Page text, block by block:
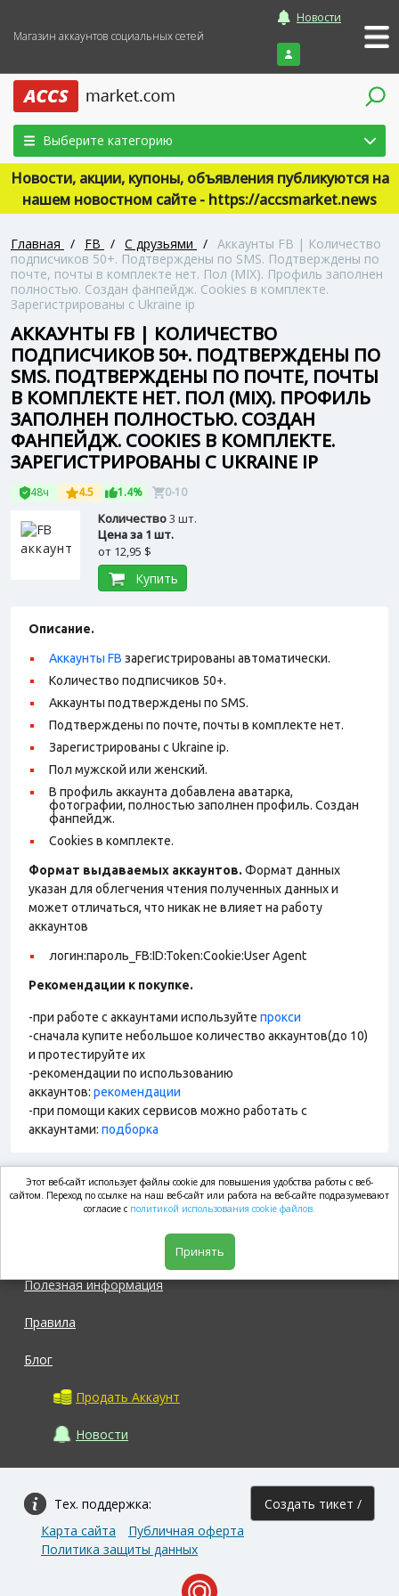
Магазин аккаунтов социальных сетей
Новости
Войти
Выберите категорию
Новости, акции, купоны, объявления публикуются на
нашем новостном сайте - https://accsmarket.news
Главная / FB / С друзьями / Аккаунты FB | Количество
подписчиков 50+. Подтверждены по SMS. Подтверждены по
почте, почты в комплекте нет. Пол (MIX). Профиль заполнен
полностью. Создан фанпейдж. Cookies в комплекте.
Зарегистрированы с Ukraine ip
АККАУНТЫ FB | КОЛИЧЕСТВО
ПОДПИСЧИКОВ 50+. ПОДТВЕРЖДЕНЫ ПО
SMS. ПОДТВЕРЖДЕНЫ ПО ПОЧТЕ, ПОЧТЫ
В КОМПЛЕКТЕ НЕТ. ПОЛ (MIX). ПРОФИЛЬ
ЗАПОЛНЕН ПОЛНОСТЬЮ. СОЗДАН
ФАНПЕЙДЖ. COOKIES В КОМПЛЕКТЕ.
ЗАРЕГИСТРИРОВАНЫ С UKRAINE IP
48ч 4.5 1.4% 0-10
Количество3 шт.
Цена за 1 шт.
от 12,95 $
Купить
Описание.
Аккаунты FB зарегистрированы автоматически.
Количество подписчиков 50+.
Аккаунты подтверждены по SMS.
Подтверждены по почте, почты в комплекте нет.
Зарегистрированы с Ukraine ip.
Пол мужской или женский.
В профиль аккаунта добавлена аватарка,
фотографии, полностью заполнен профиль. Создан
фанпейдж.
Cookies в комплекте.
Формат выдаваемых аккаунтов. Формат данных
указан для облегчения чтения полученных данных и
может отличаться, что никак не влияет на работу
аккаунтов
логин:пароль_FB:ID:Token:Cookie:User Agent
Рекомендации к покупке.
-при работе с аккаунтами используйте прокси
-сначала купите небольшое количество аккаунтов(до 10)
и протестируйте их
-рекомендации по использованию
аккаунтов: рекомендации
-при помощи каких сервисов можно работать с
аккаунтами: подборка
market.com
Полезная информация
Правила
Блог
Продать Аккаунт
Новости
Тех. поддержка: Создать тикет /
Карта сайта
Публичная оферта
Политика защиты данных
Этот веб-сайт использует файлы cookie для повышения удобства работы с веб-
сайтом. Переход по ссылке на наш веб-сайт или работа на веб-сайте подразумевают
согласие с политикой использования cookie файлов.
Принять